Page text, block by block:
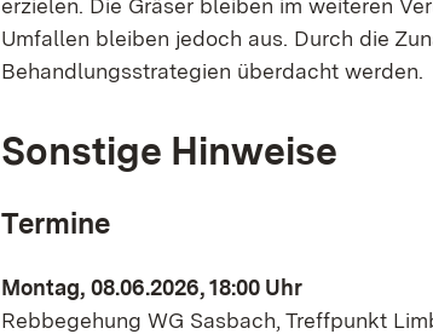
erzielen. Die Gräser bleiben im weiteren
Umfallen bleiben jedoch aus. Durch die
Behandlungsstrategien überdacht werden.
Sonstige Hinweise
Termine
Montag, 08.06.2026, 18:00 Uhr
Rebbegehung WG Sasbach, Treffpunkt